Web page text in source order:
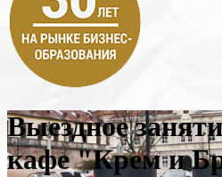
Выездное
кафе "Крем и